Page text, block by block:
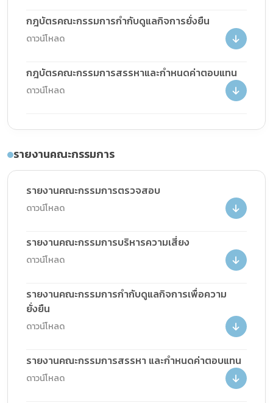
กฎบัตรคณะกรรมการกำกับดูแลกิจการยั่งยืน
ดาวน์โหลด
กฎบัตรคณะกรรมการสรรหาและกำหนดค่าตอบแทน
ดาวน์โหลด
รายงานคณะกรรมการ
รายงานคณะกรรมการตรวจสอบ
ดาวน์โหลด
รายงานคณะกรรมการบริหารความเสี่ยง
ดาวน์โหลด
รายงานคณะกรรมการกำกับดูแลกิจการเพื่อความ
ยั่งยืน
ดาวน์โหลด
รายงานคณะกรรมการสรรหา และกำหนดค่าตอบแทน
ดาวน์โหลด